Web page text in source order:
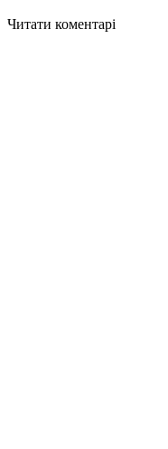
Читати коментарі